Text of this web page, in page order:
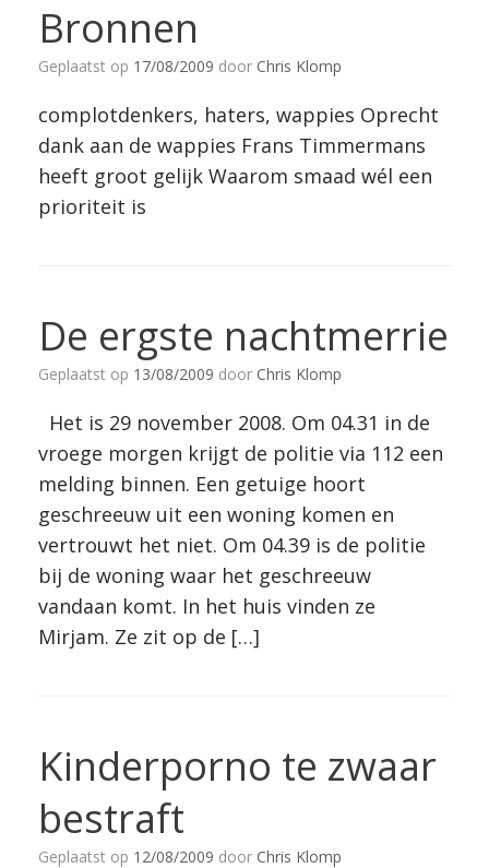
Bronnen
Geplaatst op 17/08/2009 door Chris Klomp
complotdenkers, haters, wappies Oprecht
dank aan de wappies Frans Timmermans
heeft groot gelijk Waarom smaad wél een
prioriteit is
De ergste nachtmerrie
Geplaatst op 13/08/2009 door Chris Klomp
Het is 29 november 2008. Om 04.31 in de
vroege morgen krijgt de politie via 112 een
melding binnen. Een getuige hoort
geschreeuw uit een woning komen en
vertrouwt het niet. Om 04.39 is de politie
bij de woning waar het geschreeuw
vandaan komt. In het huis vinden ze
Mirjam. Ze zit op de […]
Kinderporno te zwaar
bestraft
Geplaatst op 12/08/2009 door Chris Klomp